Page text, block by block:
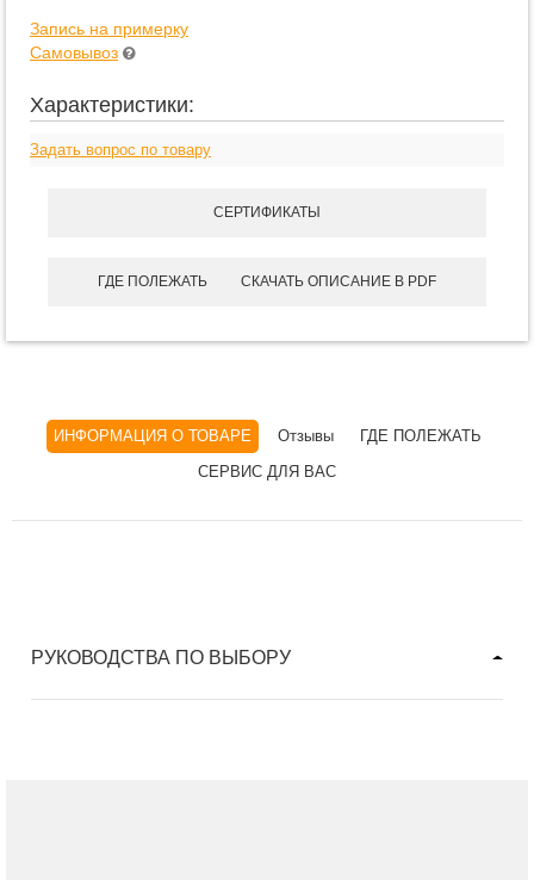
Запись на примерку
Самовывоз
Характеристики:
Задать вопрос по товару
СЕРТИФИКАТЫ
ГДЕ ПОЛЕЖАТЬ СКАЧАТЬ ОПИСАНИЕ В PDF
ИНФОРМАЦИЯ О ТОВАРЕ Отзывы
ГДЕ ПОЛЕЖАТЬ
СЕРВИС ДЛЯ ВАС
РУКОВОДСТВА ПО ВЫБОРУ